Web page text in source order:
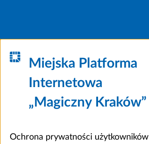
Miejska Platforma
Internetowa
„Magiczny Kraków”
Ochrona prywatności użytkowników